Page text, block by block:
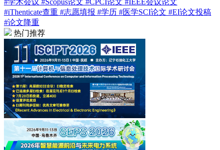
#学术会议 #Scopus论文 #CPCI论文 #IEEE会议论文
#iThenticate查重 #志愿填报 #学历 #医学SCI论文 #EI论文投稿
#论文降重
热门推荐